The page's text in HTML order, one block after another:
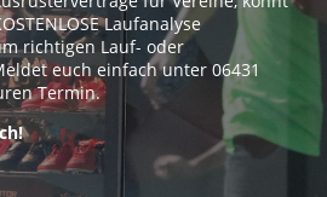
Laufanalyse
richtigen Lauf- oder
euch einfach unter 06431
Termin.